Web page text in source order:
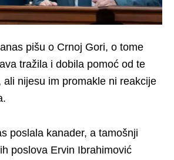
pišu o Crnoj Gori, o tome
tražila i dobila pomoć od te
ali nijesu im promakle ni reakcije
poslala kanader, a tamošnji
poslova Ervin Ibrahimović